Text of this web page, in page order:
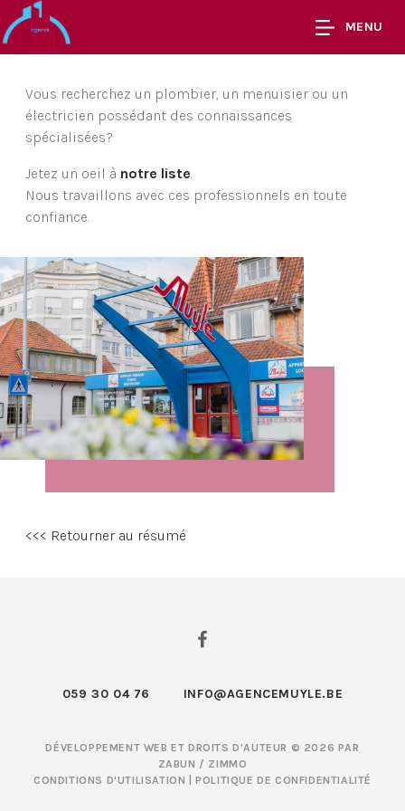
MENU
Vous recherchez un plombier, un menuisier ou un
électricien possédant des connaissances
spécialisées?
Jetez un oeil à notre liste.
Nous travaillons avec ces professionnels en toute
confiance.
<<< Retourner au résumé
059 30 04 76 INFO@AGENCEMUYLE.BE
DÉVELOPPEMENT WEB ET DROITS D'AUTEUR © 2026 PAR
ZABUN / ZIMMO
CONDITIONS D'UTILISATION
|POLITIQUE DE CONFIDENTIALITÉ